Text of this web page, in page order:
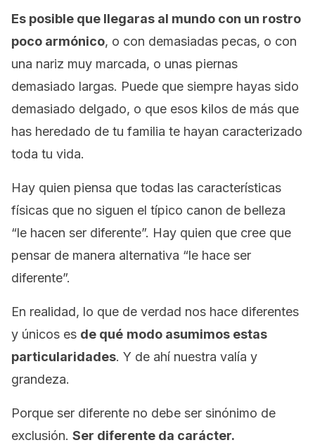
Es posible que llegaras al mundo con un rostro
poco armónico, o con demasiadas pecas, o con
una nariz muy marcada, o unas piernas
demasiado largas. Puede que siempre hayas sido
demasiado delgado, o que esos kilos de más que
has heredado de tu familia te hayan caracterizado
toda tu vida.
Hay quien piensa que todas las características
físicas que no siguen el típico canon de belleza
“le hacen ser diferente”. Hay quien que cree que
pensar de manera alternativa “le hace ser
diferente”.
En realidad, lo que de verdad nos hace diferentes
y únicos es de qué modo asumimos estas
particularidades. Y de ahí nuestra valía y
grandeza.
Porque ser diferente no debe ser sinónimo de
exclusión. Ser diferente da carácter.